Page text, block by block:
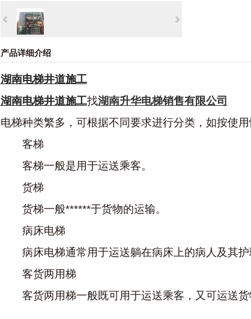
产品详细介绍
湖南电梯井道施工
湖南电梯井道施工找湖南升华电梯销售有限公司
电梯种类繁多，可根据不同要求进行分类，如按使
客梯
客梯一般是用于运送乘客。
货梯
货梯一般******于货物的运输。
病床电梯
病床电梯通常用于运送躺在病床上的病人及其护
客货两用梯
客货两用梯一般既可用于运送乘客，又可运送货